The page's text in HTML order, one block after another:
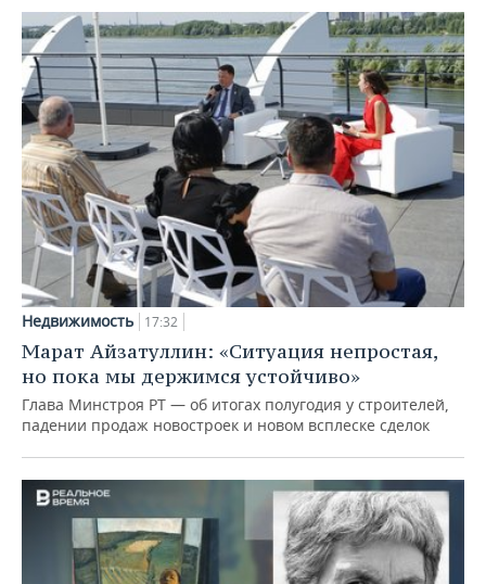
Недвижимость 17:32
Марат Айзатуллин: «Ситуация непростая,
но пока мы держимся устойчиво»
Глава Минстроя РТ — об итогах полугодия у строителей,
падении продаж новостроек и новом всплеске сделок